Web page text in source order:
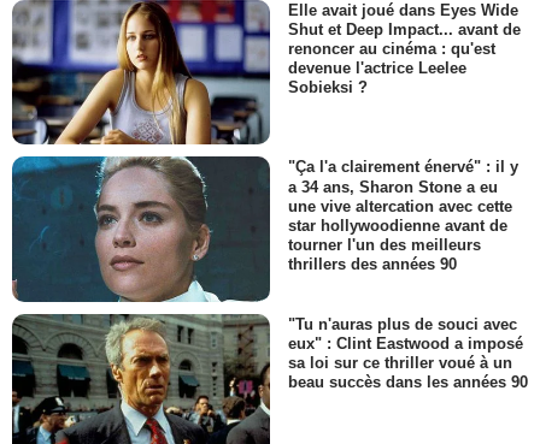
Elle avait joué dans Eyes Wide
Shut et Deep Impact... avant de
renoncer au cinéma : qu'est
devenue l'actrice Leelee
Sobieksi ?
"Ça l'a clairement énervé" : il y
a 34 ans, Sharon Stone a eu
une vive altercation avec cette
star hollywoodienne avant de
tourner l'un des meilleurs
thrillers des années 90
"Tu n'auras plus de souci avec
eux" : Clint Eastwood a imposé
sa loi sur ce thriller voué à un
beau succès dans les années 90